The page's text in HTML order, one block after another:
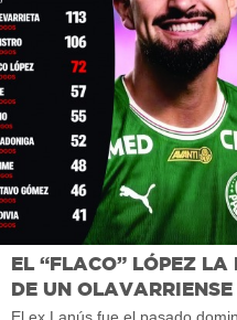
EL “FLACO” LÓPEZ LA
DE UN OLAVARRIENSE
El ex Lanús fue el pasado